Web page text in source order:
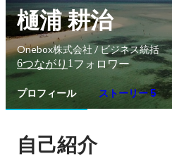
樋浦 耕治
Onebox株式会社 / ビジネス統括
6つながり 1 フォロワー
プロフィール ストーリー 5
自己紹介